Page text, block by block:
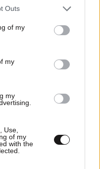
one or more Google
You may click to
its third-party tags to
in below Google
Outs
of my
my
my
Use,
of my
with the
ΚΑΜΙΛΑ Η